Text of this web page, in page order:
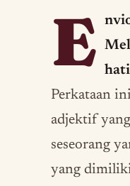
E
Perkataan
adjektif
seseorang
yang